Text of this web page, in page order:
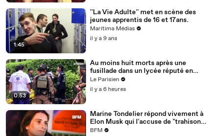
1:45
''La Vie Adulte'' met en scène des
jeunes apprentis de 16 et 17ans.
Maritima Médias
il y a 9 ans
0:53
Au moins huit morts après une
fusillade dans un lycée réputé en
Thaïlande
Le Parisien
il y a 6 heures
Marine Tondelier répond vivement à
Elon Musk qui l'accuse de "trahison
envers la France"
BFM